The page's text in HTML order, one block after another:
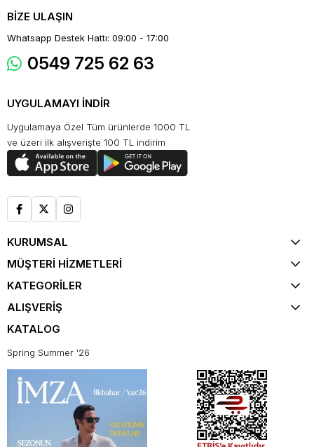
BİZE ULAŞIN
Whatsapp Destek Hattı: 09:00 - 17:00
0549 725 62 63
UYGULAMAYI İNDİR
Uygulamaya Özel Tüm ürünlerde 1000 TL
ve üzeri ilk alışverişte 100 TL indirim
KURUMSAL
MÜŞTERİ HİZMETLERİ
KATEGORİLER
ALIŞVERİŞ
KATALOG
Spring Summer '26